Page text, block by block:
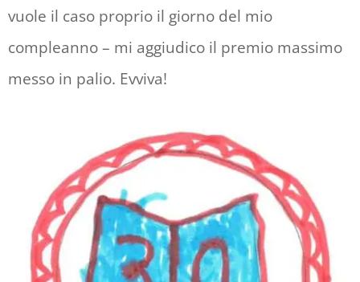
vuole il caso proprio il giorno del mio
compleanno – mi aggiudico il premio massimo
messo in palio. Evviva!